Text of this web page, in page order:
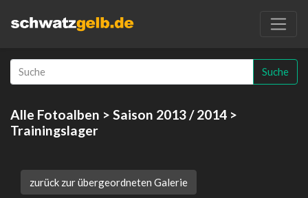
Suche
Alle Fotoalben > Saison 2013 / 2014 >
Trainingslager
zurück zur übergeordneten Galerie